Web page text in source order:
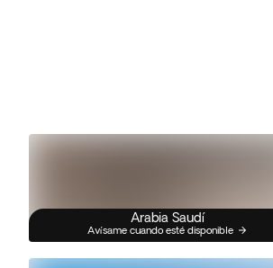
Arabia Saudí
Avísame cuando esté disponible